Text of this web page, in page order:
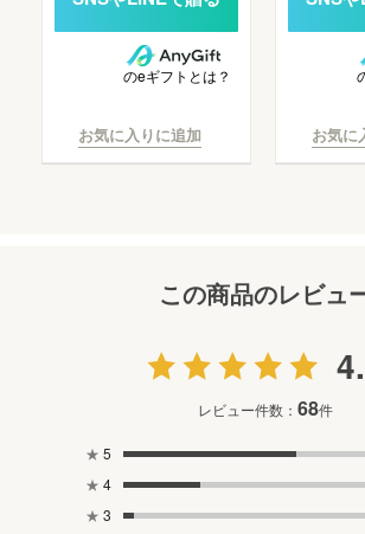
のeギフトとは？
お気に入りに追加 お気に
この商品のレビュ
レビュー件数： 68件
★ 5
★ 4
★ 3